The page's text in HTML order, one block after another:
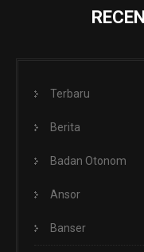
Terbaru
Berita
Badan Otonom
Ansor
Banser